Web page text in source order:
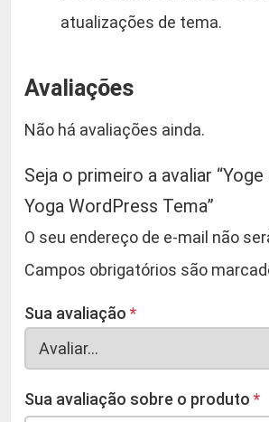
atualizações de tema.
Avaliações
Não há avaliações ainda.
Seja o primeiro a avaliar
Yoga WordPress Tema”
O seu endereço de e-mail não
Campos obrigatórios são
Sua avaliação *
Sua avaliação sobre o produto *